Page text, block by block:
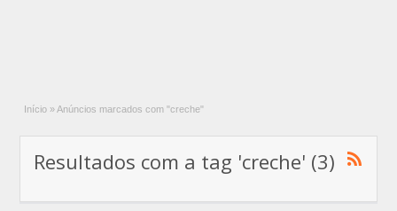
Início » Anúncios marcados com "creche"
Resultados com a tag 'creche' (3)